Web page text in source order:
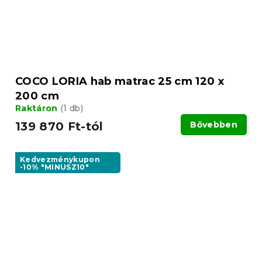
COCO LORIA hab matrac 25 cm 120 x
200 cm
Raktáron (1 db)
139 870 Ft-tól Bővebben
Kedvezménykupon
-10% "MINUSZ10"